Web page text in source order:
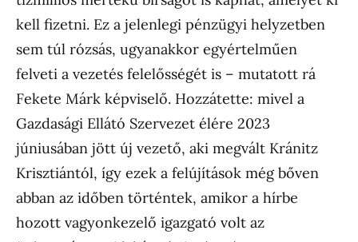
kell fizetni. Ez a jelenlegi pénzügyi helyzetben
sem túl rózsás, ugyanakkor egyértelműen
felveti a vezetés felelősségét is – mutatott rá
Fekete Márk képviselő. Hozzátette: mivel a
Gazdasági Ellátó Szervezet élére 2023
júniusában jött új vezető, aki megvált Kránitz
Krisztiántól, így ezek a felújítások még bőven
abban az időben történtek, amikor a hírbe
hozott vagyonkezelő igazgató volt az